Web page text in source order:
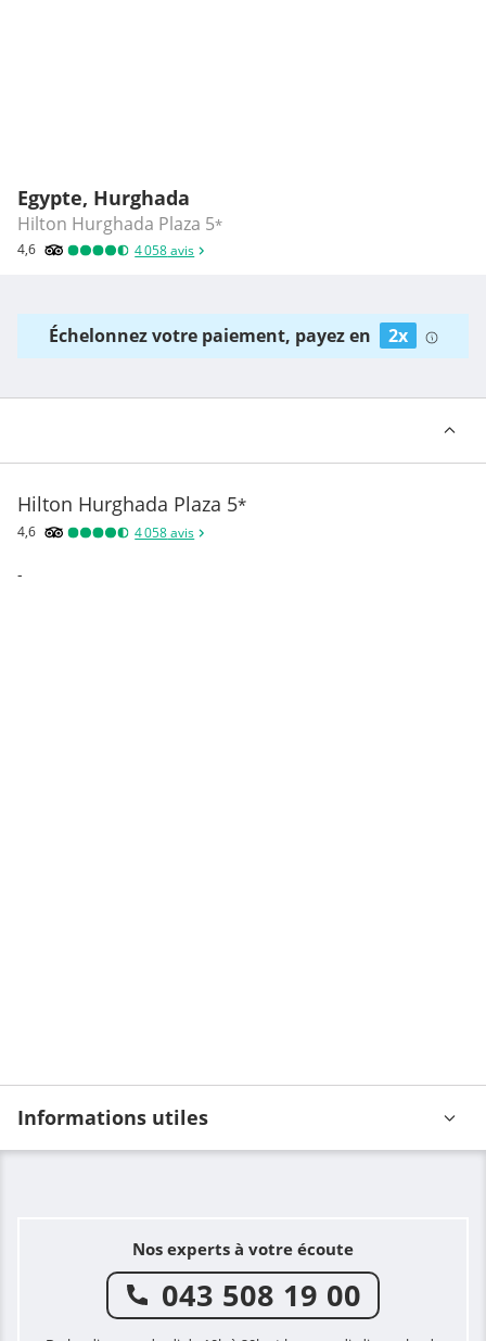
Egypte, Hurghada
Hilton Hurghada Plaza 5*
4,6 4 058avis
Échelonnez votre paiement, payez en 2x
Hilton Hurghada Plaza 5*
4,6 4 058avis
-
Informations utiles
Nos experts à votre écoute
043 508 19 00